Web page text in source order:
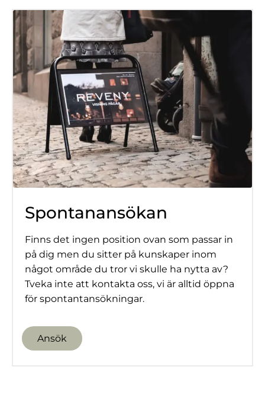
Spontanansökan
Finns det ingen position ovan som passar in
på dig men du sitter på kunskaper inom
något område du tror vi skulle ha nytta av?
Tveka inte att kontakta oss, vi är alltid öppna
för spontantansökningar.
Ansök